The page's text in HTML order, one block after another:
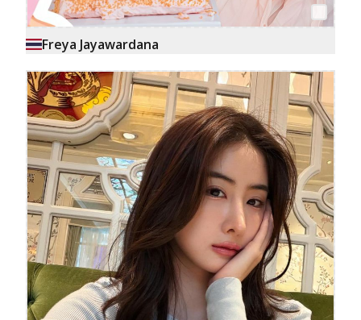
Freya Jayawardana